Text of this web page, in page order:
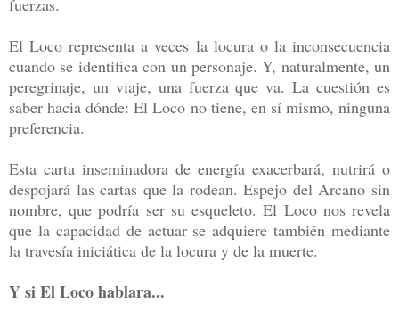
El Loco representa a veces la locura o la inconsecuencia
cuando se identifica con un personaje. Y, naturalmente, un
peregrinaje, un viaje, una fuerza que va. La cuestión es
saber hacia dónde: El Loco no tiene, en sí mismo, ninguna
preferencia.
Esta carta inseminadora de energía exacerbará, nutrirá o
despojará las cartas que la rodean. Espejo del Arcano sin
nombre, que podría ser su esqueleto. El Loco nos revela
que la capacidad de actuar se adquiere también mediante
la travesía iniciática de la locura y de la muerte.
Y si El Loco hablara...